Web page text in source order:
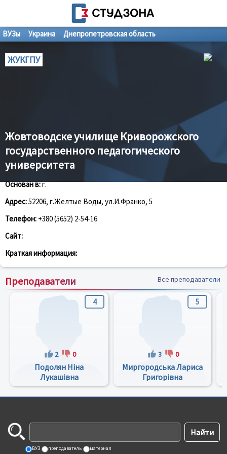
ВУЗы Украина Днепропетровская область
ЖУКГПУ
Жовтоводске училище Криворожского
государственного педагогического
университета
Основан в:г.
Адрес:52206, г.Желтые Воды, ул.И.Франко, 5
Телефон: +380 (5652) 2-54-16
Сайт:
Краткая информация:
Преподаватели Все преподаватели
4
2 0
Подолян Ніна
Лукашівна
5
3 0
Миргородська Лариса
Григорівна
ВУЗ преподаватель материал